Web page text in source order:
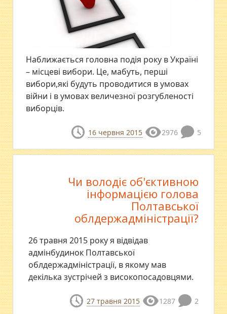
Наближається головна подія року в Україні
– місцеві вибори. Це, мабуть, перші
вибори,які будуть проводитися в умовах
війни і в умовах величезної розгубленості
виборців.
16 червня 2015 2976 5
Чи володіє об'єктивною
інформацією голова
Полтавської
облдержадміністрації?
26 травня 2015 року я відвідав
адмінбудинок Полтавської
облдержадміністрації, в якому мав
декілька зустрічей з високопосадовцями.
27 травня 2015 1287 2